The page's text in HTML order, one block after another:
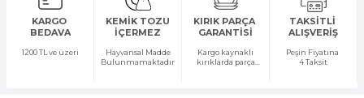
KARGO
BEDAVA
1200 TL ve üzeri
KEMİK TOZU
İÇERMEZ
Hayvansal Madde
Bulunmamaktadır
KIRIK PARÇA
GARANTİSİ
Kargo kaynaklı
kırıklarda parça
TAKSİTLİ
ALIŞVERİŞ
Peşin Fiyatına
4 Taksit